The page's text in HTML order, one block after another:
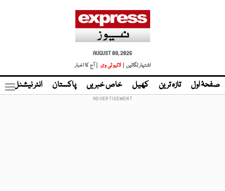
AUGUST 09, 2026
اشتہار لگائیں |
لائیو ٹی وی | آج کا اخبار
صفحۂ اول تازہ ترین کھیل خاص خبریں پاکستان انٹر نیشنل